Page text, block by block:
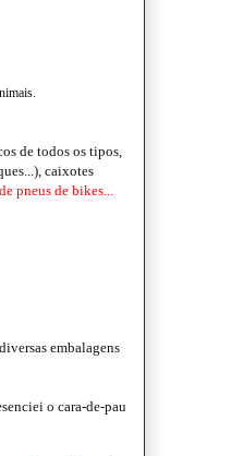
de todos os tipos,
caixotes
pneus de bikes...
embalagens
o cara-de-pau